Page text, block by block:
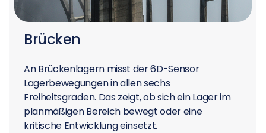
Brücken
An Brückenlagern misst der 6D-Sensor
Lagerbewegungen in allen sechs
Freiheitsgraden. Das zeigt, ob sich ein Lager im
planmäßigen Bereich bewegt oder eine
kritische Entwicklung einsetzt.